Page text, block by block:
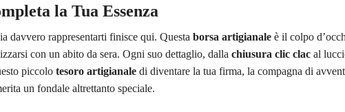
la Tua Essenza
davvero rappresentarti finisce qui. Questa borsa artigianaleè il colpo
con un abito da sera. Ogni suo dettaglio, dalla chiusura clic clacal
piccolo tesoro artigianaledi diventare la tua firma, la compagna di
un fondale altrettanto speciale.